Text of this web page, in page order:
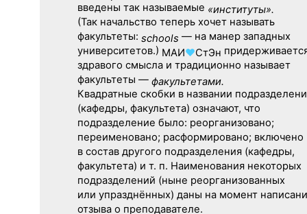
введены так называемые «институты».
(Так начальство теперь хочет называть
факультеты: schools — на манер западных
университетов.) МАИ♥СтЭн
здравого смысла и традиционно называет
факультеты — факультетами.
Квадратные скобки в названии
(кафедры, факультета) означают, что
подразделение было: реорганизовано;
переименовано; расформировано; включено
в состав другого подразделения (кафедры,
факультета) и т. п. Наименования некоторых
подразделений (ныне реорганизованных
или упразднённых) даны на момент
отзыва о преподавателе.